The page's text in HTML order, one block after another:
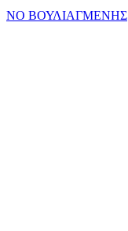
ΝΟ ΒΟΥΛΙΑΓΜΕΝΗΣ